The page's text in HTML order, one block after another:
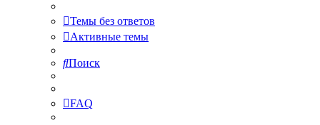
Темы без ответов
Активные темы
Поиск
FAQ